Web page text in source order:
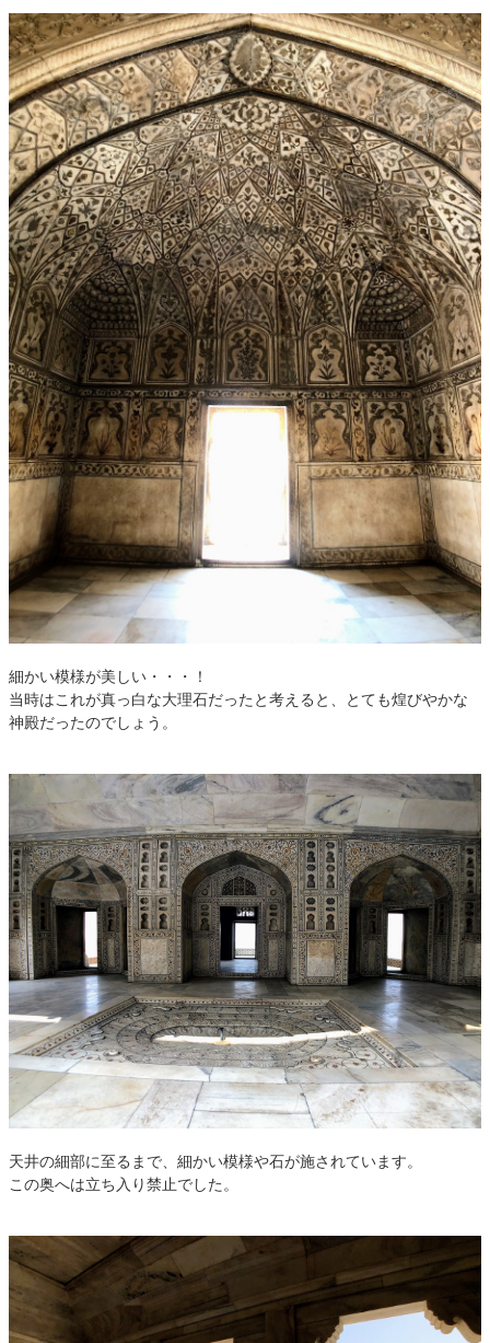
細かい模様が美しい・・・！
当時はこれが真っ白な大理石だったと考えると、とても煌びやかな
神殿だったのでしょう。
天井の細部に至るまで、細かい模様や石が施されています。
この奥へは立ち入り禁止でした。